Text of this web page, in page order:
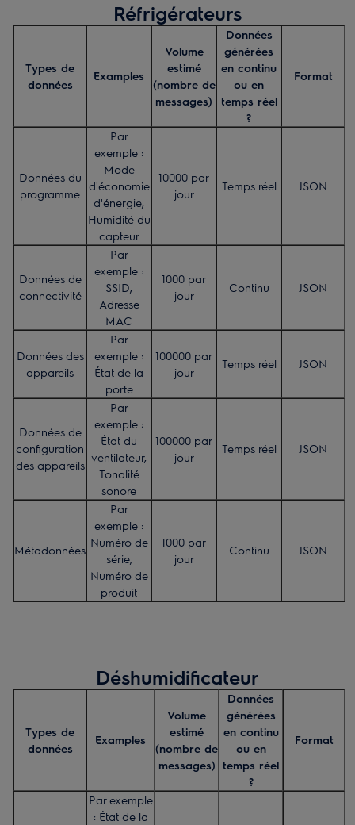
Réfrigérateurs
Types de
données
Examples
Volume
estimé
(nombre de
messages)
Données
générées
en continu
ou en
temps réel
?
Format
Données du
programme
Par
exemple :
Mode
d'économie
d'énergie,
Humidité du
capteur
10000 par
jour
Temps réel JSON
Données de
connectivité
Par
exemple :
SSID,
Adresse
MAC
1000 par
jour
Continu JSON
Données des
appareils
Par
exemple :
État de la
porte
100000 par
jour
Temps réel JSON
Données de
configuration
des appareils
Par
exemple :
État du
ventilateur,
Tonalité
sonore
100000 par
jour
Temps réel JSON
Métadonnées
Par
exemple :
Numéro de
série,
Numéro de
produit
1000 par
jour
Continu JSON
Déshumidificateur
Types de
données
Examples
Volume
estimé
(nombre de
messages)
Données
générées
en continu
ou en
temps réel
?
Format
Par exemple
: État de la